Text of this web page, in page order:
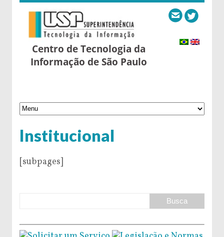
Centro de Tecnologia da
Informação de São Paulo
Institucional
[subpages]